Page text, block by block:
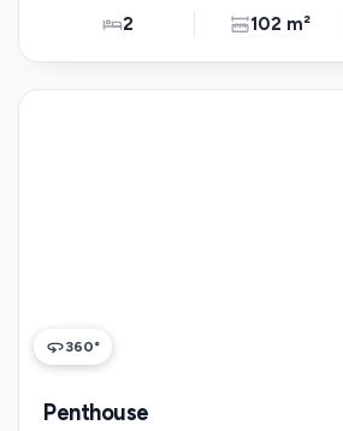
2 102 m²
360°
Penthouse